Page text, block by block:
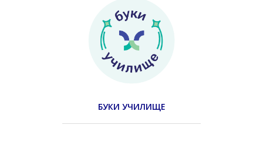
БУКИ УЧИЛИЩЕ